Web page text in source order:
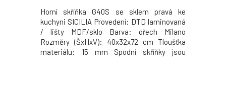
Horní skříňka G40S se sklem pravá ke
kuchyni SICILIA Provedení: DTD laminovaná
/ lišty MDF/sklo Barva: ořech Milano
Rozměry (ŠxHxV): 40x32x72 cm Tloušťka
materiálu: 15 mm Spodní skříňky jsou